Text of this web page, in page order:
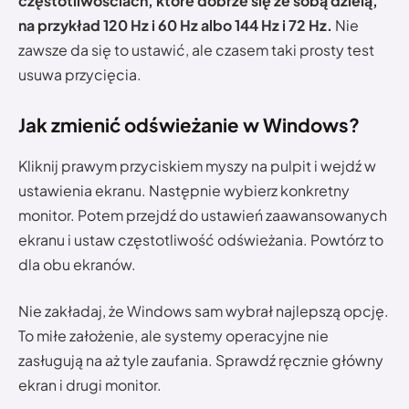
na przykład 120 Hz i 60 Hz albo 144 Hz i 72 Hz. Nie
zawsze da się to ustawić, ale czasem taki prosty test
usuwa przycięcia.
Jak zmienić odświeżanie w Windows?
Kliknij prawym przyciskiem myszy na pulpit i wejdź w
ustawienia ekranu. Następnie wybierz konkretny
monitor. Potem przejdź do ustawień zaawansowanych
ekranu i ustaw częstotliwość odświeżania. Powtórz to
dla obu ekranów.
Nie zakładaj, że Windows sam wybrał najlepszą opcję.
To miłe założenie, ale systemy operacyjne nie
zasługują na aż tyle zaufania. Sprawdź ręcznie główny
ekran i drugi monitor.